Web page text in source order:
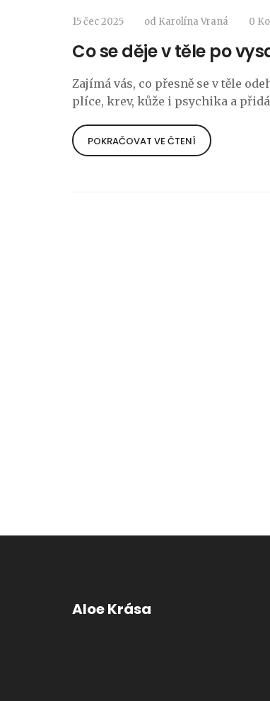
15 čec 2025 od Karolína Vraná 0
Co se děje v těle po
Zajímá vás, co přesně se v těle
plíce, krev, kůže i psychika a
POKRAČOVAT VE ČTENÍ
Aloe Krása